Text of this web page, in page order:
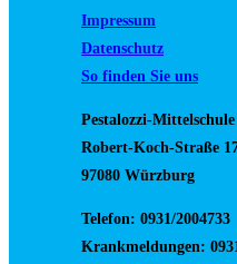
Impressum
Datenschutz
So finden Sie uns
Pestalozzi-Mittelschule
Robert-Koch-Straße
97080 Würzburg
Telefon: 0931/2004733
Krankmeldungen: